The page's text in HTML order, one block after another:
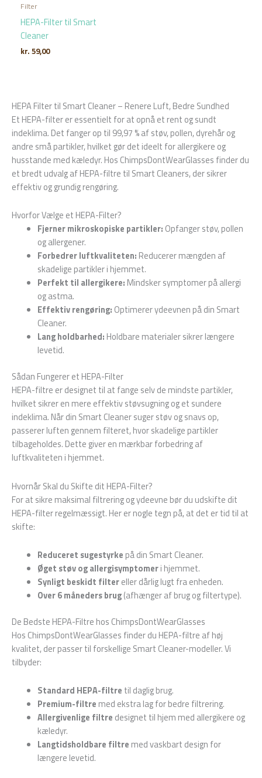
Filter
HEPA-Filter til Smart
Cleaner
kr. 59,00
HEPA Filter til Smart Cleaner – Renere Luft, Bedre Sundhed
Et HEPA-filter er essentielt for at opnå et rent og sundt
indeklima. Det fanger op til 99,97 % af støv, pollen, dyrehår og
andre små partikler, hvilket gør det ideelt for allergikere og
husstande med kæledyr. Hos ChimpsDontWearGlasses finder du
et bredt udvalg af HEPA-filtre til Smart Cleaners, der sikrer
effektiv og grundig rengøring.
Hvorfor Vælge et HEPA-Filter?
Fjerner mikroskopiske partikler: Opfanger støv, pollen
og allergener.
Forbedrer luftkvaliteten: Reducerer mængden af
skadelige partikler i hjemmet.
Perfekt til allergikere: Mindsker symptomer på allergi
og astma.
Effektiv rengøring: Optimerer ydeevnen på din Smart
Cleaner.
Lang holdbarhed: Holdbare materialer sikrer længere
levetid.
Sådan Fungerer et HEPA-Filter
HEPA-filtre er designet til at fange selv de mindste partikler,
hvilket sikrer en mere effektiv støvsugning og et sundere
indeklima. Når din Smart Cleaner suger støv og snavs op,
passerer luften gennem filteret, hvor skadelige partikler
tilbageholdes. Dette giver en mærkbar forbedring af
luftkvaliteten i hjemmet.
Hvornår Skal du Skifte dit HEPA-Filter?
For at sikre maksimal filtrering og ydeevne bør du udskifte dit
HEPA-filter regelmæssigt. Her er nogle tegn på, at det er tid til at
skifte:
Reduceret sugestyrke på din Smart Cleaner.
Øget støv og allergisymptomeri hjemmet.
Synligt beskidt filtereller dårlig lugt fra enheden.
Over 6 måneders brug(afhænger af brug og filtertype).
De Bedste HEPA-Filtre hos ChimpsDontWearGlasses
Hos ChimpsDontWearGlasses finder du HEPA-filtre af høj
kvalitet, der passer til forskellige Smart Cleaner-modeller. Vi
tilbyder:
Standard HEPA-filtre til daglig brug.
Premium-filtre med ekstra lag for bedre filtrering.
Allergivenlige filtre designet til hjem med allergikere og
kæledyr.
Langtidsholdbare filtre med vaskbart design for
længere levetid.